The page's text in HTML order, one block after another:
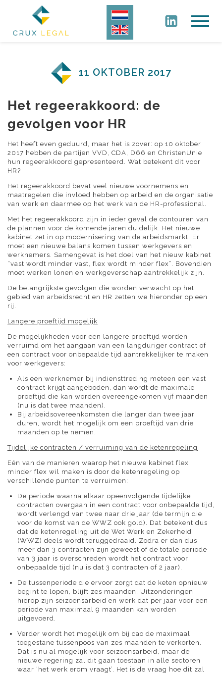
11 OKTOBER 2017
Het regeerakkoord: de
gevolgen voor HR
Het heeft even geduurd, maar het is zover: op 10 oktober
2017 hebben de partijen VVD, CDA, D66 en ChristenUnie
hun regeerakkoord gepresenteerd. Wat betekent dit voor
HR?
Het regeerakkoord bevat veel nieuwe voornemens en
maatregelen die invloed hebben op arbeid en de organisatie
van werk en daarmee op het werk van de HR-professional.
Met het regeerakkoord zijn in ieder geval de contouren van
de plannen voor de komende jaren duidelijk. Het nieuwe
kabinet zet in op modernisering van de arbeidsmarkt. Er
moet een nieuwe balans komen tussen werkgevers en
werknemers. Samengevat is het doel van het nieuw kabinet
“vast wordt minder vast, flex wordt minder flex”. Bovendien
moet werken lonen en werkgeverschap aantrekkelijk zijn.
De belangrijkste gevolgen die worden verwacht op het
gebied van arbeidsrecht en HR zetten we hieronder op een
rij.
Langere proeftijd mogelijk
De mogelijkheden voor een langere proeftijd worden
verruimd om het aangaan van een langduriger contract of
een contract voor onbepaalde tijd aantrekkelijker te maken
voor werkgevers:
Als een werknemer bij indiensttreding meteen een vast
contract krijgt aangeboden, dan wordt de maximale
proeftijd die kan worden overeengekomen vijf maanden
(nu is dat twee maanden).
Bij arbeidsovereenkomsten die langer dan twee jaar
duren, wordt het mogelijk om een proeftijd van drie
maanden op te nemen.
Tijdelijke contracten / verruiming van de ketenregeling
Eén van de manieren waarop het nieuwe kabinet flex
minder flex wil maken is door de ketenregeling op
verschillende punten te verruimen:
De periode waarna elkaar opeenvolgende tijdelijke
contracten overgaan in een contract voor onbepaalde tijd,
wordt verlengd van twee naar drie jaar (de termijn die
voor de komst van de WWZ ook gold). Dat betekent dus
dat de ketenregeling uit de Wet Werk en Zekerheid
(WWZ) deels wordt teruggedraaid. Zodra er dan dus
meer dan 3 contracten zijn geweest of de totale periode
van 3 jaar is overschreden wordt het contract voor
onbepaalde tijd (nu is dat 3 contracten of 2 jaar).
De tussenperiode die ervoor zorgt dat de keten opnieuw
begint te lopen, blijft zes maanden. Uitzonderingen
hierop zijn seizoensarbeid en werk dat per jaar voor een
periode van maximaal 9 maanden kan worden
uitgevoerd.
Verder wordt het mogelijk om bij cao de maximaal
toegestane tussenpoos van zes maanden te verkorten.
Dat is nu al mogelijk voor seizoensarbeid, maar de
nieuwe regering zal dit gaan toestaan in alle sectoren
waar ‘het werk erom vraagt’. Het is de vraag hoe dit zal